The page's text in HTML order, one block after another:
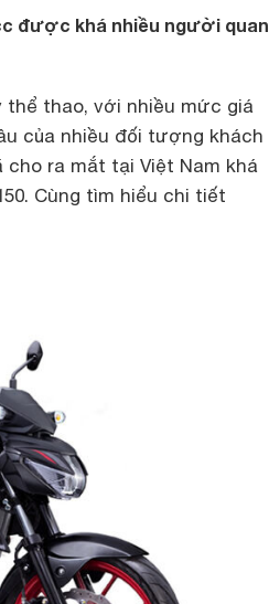
được khá nhiều người quan
thể thao, với nhiều mức giá
của nhiều đối tượng khách
ra mắt tại Việt Nam khá
Cùng tìm hiểu chi tiết